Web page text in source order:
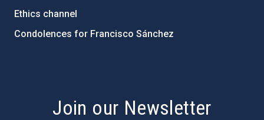
Ethics channel
Condolences for Francisco Sánchez
Join our Newsletter